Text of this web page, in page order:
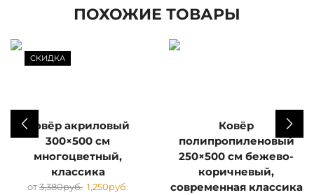
ПОХОЖИЕ ТОВАРЫ
СКИДКА
Ковёр акриловый
300×500 см
многоцветный,
классика
от3,380руб. 1,250руб.
Ковёр
полипропиленовый
250×500 см бежево-
коричневый,
современная классика